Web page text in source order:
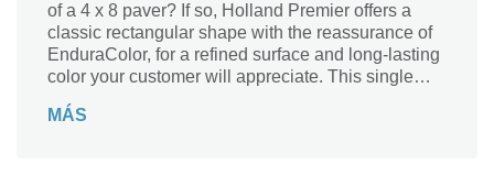
of a 4 x 8 paver? If so, Holland Premier offers a
classic rectangular shape with the reassurance of
EnduraColor, for a refined surface and long-lasting
color your customer will appreciate. This single
laid in a running bond, herringbone or basket
MÁS